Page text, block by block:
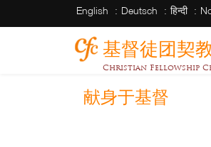
English Deutsch हिन्दी
基督徒团契
Christian Fellowship
献身于基督